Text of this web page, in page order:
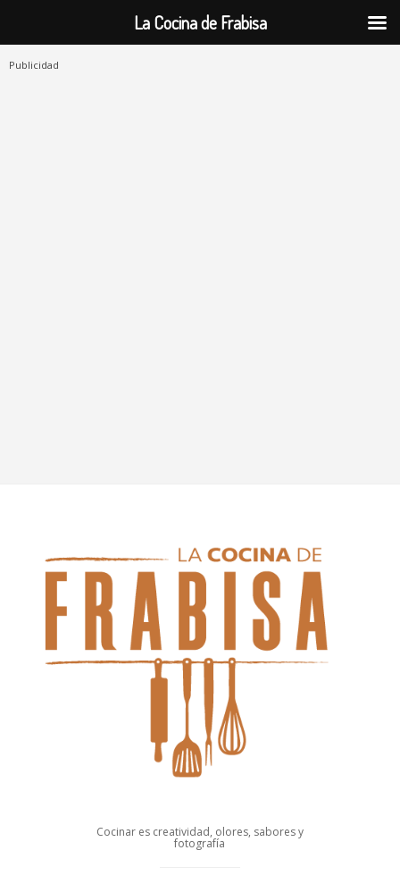
Publicidad
Cocinar es creatividad, olores, sabores y
fotografía
La Cocina de Frabisa